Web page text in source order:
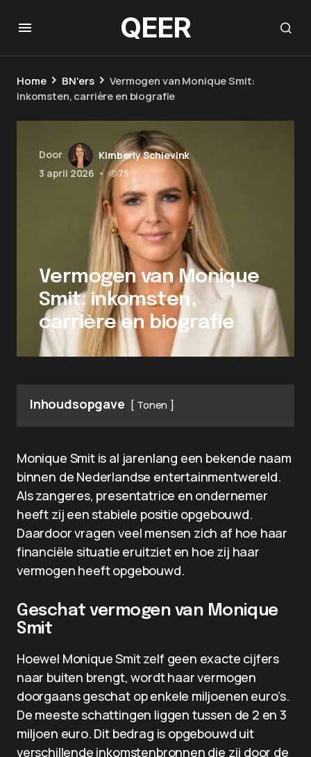
QEER
Home BN'ers
Vermogen van Monique Smit:
inkomsten, carrière en biografie
Door
Kimberly Schievink
3 april 2026 • 75
Vermogen van Monique
Smit: inkomsten,
carrière en biografie
Inhoudsopgave Tonen
Monique Smit is al jarenlang een bekende naam
binnen de Nederlandse entertainmentwereld.
Als zangeres, presentatrice en ondernemer
heeft zij een stabiele positie opgebouwd.
Daardoor vragen veel mensen zich af hoe haar
financiële situatie eruitziet en hoe zij haar
vermogen heeft opgebouwd.
Geschat vermogen van Monique
Smit
Hoewel Monique Smit zelf geen exacte cijfers
naar buiten brengt, wordt haar vermogen
doorgaans geschat op enkele miljoenen euro’s.
De meeste schattingen liggen tussen de 2 en 3
miljoen euro. Dit bedrag is opgebouwd uit
verschillende inkomstenbronnen die zij door de